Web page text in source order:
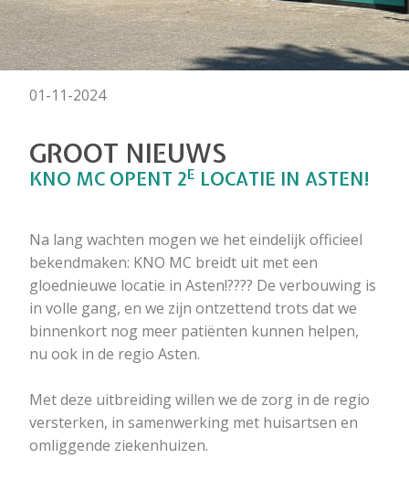
01-11-2024
GROOT NIEUWS
KNO MC OPENT 2E LOCATIE IN ASTEN!
Na lang wachten mogen we het eindelijk officieel
bekendmaken: KNO MC breidt uit met een
gloednieuwe locatie in Asten!???? De verbouwing is
in volle gang, en we zijn ontzettend trots dat we
binnenkort nog meer patiënten kunnen helpen,
nu ook in de regio Asten.
Met deze uitbreiding willen we de zorg in de regio
versterken, in samenwerking met huisartsen en
omliggende ziekenhuizen.